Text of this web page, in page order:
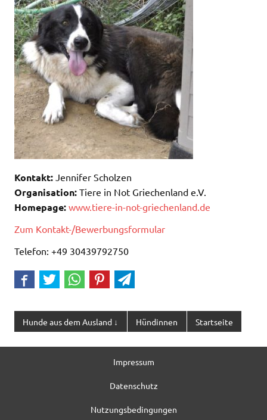
Kontakt: Jennifer Scholzen
Organisation: Tiere in Not Griechenland e.V.
Homepage: www.tiere-in-not-griechenland.de
Zum Kontakt-/Bewerbungsformular
Telefon: +49 30439792750
Hunde aus dem Ausland ↓ Hündinnen Startseite
Impressum
Datenschutz
Nutzungsbedingungen